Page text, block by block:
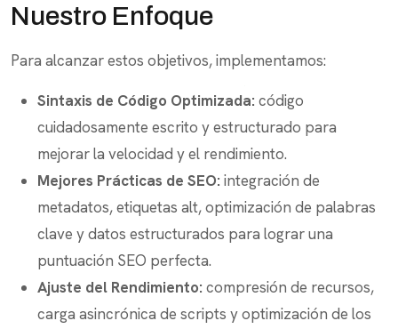
Nuestro Enfoque
Para alcanzar estos objetivos, implementamos:
Sintaxis de Código Optimizada: código
cuidadosamente escrito y estructurado para
mejorar la velocidad y el rendimiento.
Mejores Prácticas de SEO: integración de
metadatos, etiquetas alt, optimización de palabras
clave y datos estructurados para lograr una
puntuación SEO perfecta.
Ajuste del Rendimiento: compresión de recursos,
carga asincrónica de scripts y optimización de los